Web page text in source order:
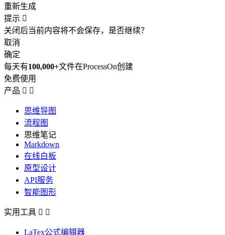
重新生成
提示 
关闭后当前内容将不会保存，是否继续？
取消
确定
每天有100,000+文件在ProcessOn创建
免费使用
产品  
思维导图
流程图
思维笔记
Markdown
在线白板
原型设计
API服务
智能图形
实用工具  
LaTex公式编辑器